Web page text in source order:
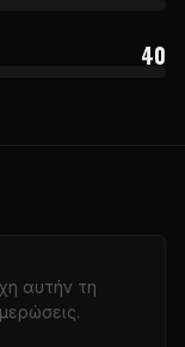
40
αυτήν τη